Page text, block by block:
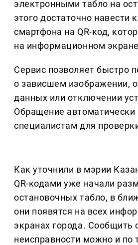
электронными табло на
этого достаточно навести
смартфона на QR-код,
на информационном
Сервис позволяет быстро
о зависшем изображении,
данных или отключении
Обращение автоматически
специалистам для
Как уточнили в мэрии
QR-кодами уже начали
остановочных табло, в
они появятся на всех
экранах города. Сообщить
неисправности можно и по